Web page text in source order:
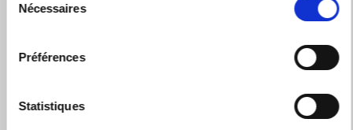
Nécessaires
Préférences
Statistiques